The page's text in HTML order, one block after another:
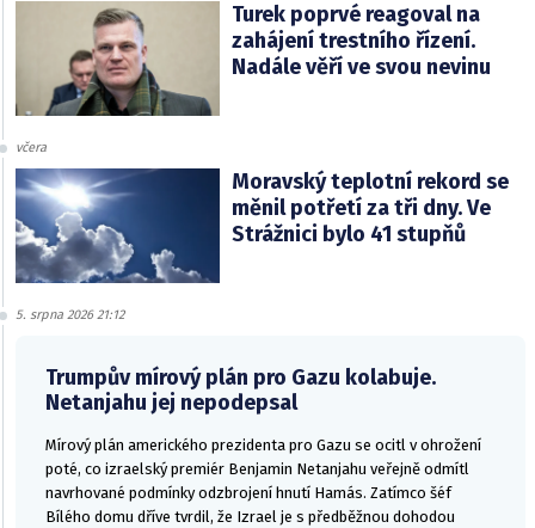
Turek poprvé reagoval na
zahájení trestního řízení.
Nadále věří ve svou nevinu
včera
Moravský teplotní rekord se
měnil potřetí za tři dny. Ve
Strážnici bylo 41 stupňů
5. srpna 2026 21:12
Trumpův mírový plán pro Gazu kolabuje.
Netanjahu jej nepodepsal
Mírový plán amerického prezidenta pro Gazu se ocitl v ohrožení
poté, co izraelský premiér Benjamin Netanjahu veřejně odmítl
navrhované podmínky odzbrojení hnutí Hamás. Zatímco šéf
Bílého domu dříve tvrdil, že Izrael je s předběžnou dohodou